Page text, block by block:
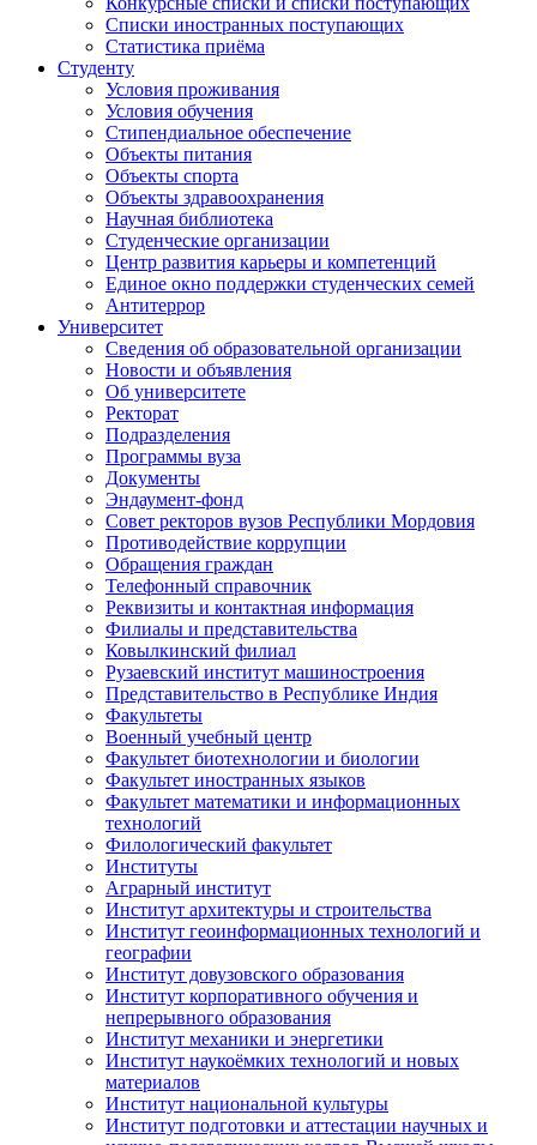
Списки иностранных поступающих
Статистика приёма
Студенту
Условия проживания
Условия обучения
Стипендиальное обеспечение
Объекты питания
Объекты спорта
Объекты здравоохранения
Научная библиотека
Студенческие организации
Центр развития карьеры и компетенций
Единое окно поддержки студенческих семей
Антитеррор
Университет
Сведения об образовательной организации
Новости и объявления
Об университете
Ректорат
Подразделения
Программы вуза
Документы
Эндаумент-фонд
Совет ректоров вузов Республики Мордовия
Противодействие коррупции
Обращения граждан
Телефонный справочник
Реквизиты и контактная информация
Филиалы и представительства
Ковылкинский филиал
Рузаевский институт машиностроения
Представительство в Республике Индия
Факультеты
Военный учебный центр
Факультет биотехнологии и биологии
Факультет иностранных языков
Факультет математики и информационных
технологий
Филологический факультет
Институты
Аграрный институт
Институт архитектуры и строительства
Институт геоинформационных технологий и
географии
Институт довузовского образования
Институт корпоративного обучения и
непрерывного образования
Институт механики и энергетики
Институт наукоёмких технологий и новых
материалов
Институт национальной культуры
Институт подготовки и аттестации научных и